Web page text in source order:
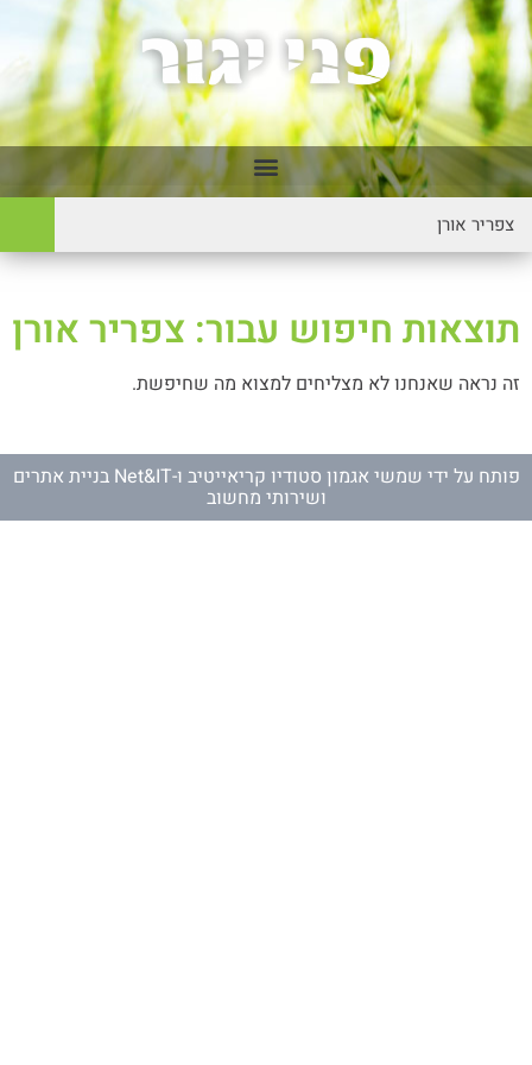
תוצאות חיפוש עבור: צפריר אורן
זה נראה שאנחנו לא מצליחים למצוא מה שחיפשת.
פותח על ידי שמשי אגמון סטודיו קריאייטיב ו- Net&IT בניית אתרים
ושירותי מחשוב